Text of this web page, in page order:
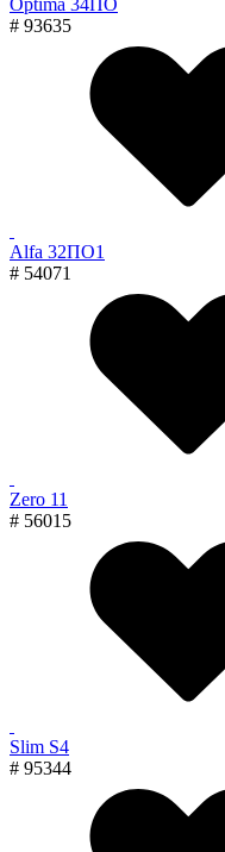
# 93635
Alfa 32ПО1
# 54071
Zero 11
# 56015
Slim S4
# 95344